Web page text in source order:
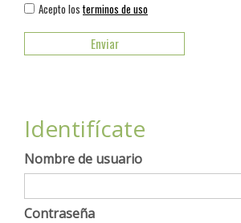
Acepto los terminos de uso
Identifícate
Nombre de usuario
Contraseña